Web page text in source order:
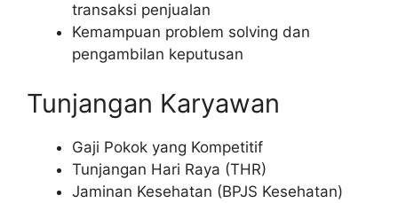
transaksi penjualan
Kemampuan problem solving dan
pengambilan keputusan
Tunjangan Karyawan
Gaji Pokok yang Kompetitif
Tunjangan Hari Raya (THR)
Jaminan Kesehatan (BPJS Kesehatan)